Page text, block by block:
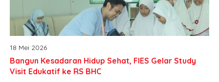
18 Mei 2026
Bangun Kesadaran Hidup Sehat, FIES Gelar Study
Visit Edukatif ke RS BHC